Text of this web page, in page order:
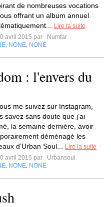
de nombreuses vocations
offrant un album annuel
Lire la suite
avril 2015 par
Numfar
NONE NONE
: l'envers du
me suivez sur Instagram,
savez sans doute que j’ai
la semaine dernière, avoir
déménagé les
d’Urban Soul...
Lire la suite
avril 2015 par
Urbansoul
NONE NONE